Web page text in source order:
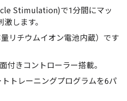
Stimulation)で1分間にマッ
します。
リチウムイオン電池内蔵）です
付きコントローラー搭載。
トレーニングプログラムを6パ